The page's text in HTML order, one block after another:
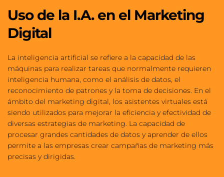
Uso de la I.A. en el Marketing
Digital
La inteligencia artificial se refiere a la capacidad de las
máquinas para realizar tareas que normalmente requieren
inteligencia humana, como el análisis de datos, el
reconocimiento de patrones y la toma de decisiones. En el
ámbito del marketing digital , los asistentes virtuales está
siendo utilizados para mejorar la eficiencia y efectividad de
diversas estrategias de marketing. La capacidad de
procesar grandes cantidades de datos y aprender de ellos
permite a las empresas crear campañas de marketing más
precisas y dirigidas.